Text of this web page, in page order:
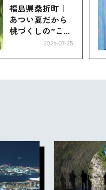
福島県桑折町｜
あつい夏だから
桃づくしの”こお
2026-07-25